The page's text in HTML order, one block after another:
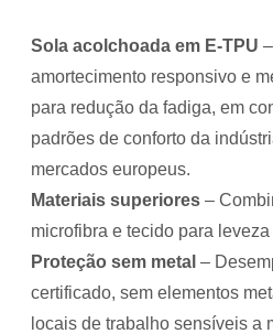
Sola acolchoada em E-TPU
amortecimento responsivo e
para redução da fadiga, em
padrões de conforto da
mercados europeus.
Materiais superiores –
microfibra e tecido para
Proteção sem metal –
certificado, sem elementos
locais de trabalho sensíveis a